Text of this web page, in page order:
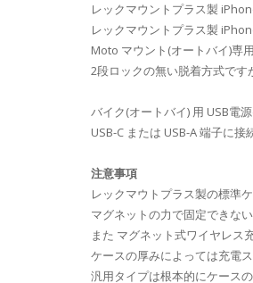
レックマウントプラス製
レックマウントプラス製
Moto マウント(オートバイ)専
2段ロックの無い脱着方式で
バイク(オートバイ) 用 USB電
USB-C または USB-A 端子に
注意事項
レックマウトプラス製の標準
マグネットの力で固定できな
また マグネット式ワイヤレス
ケースの厚みによっては充電
汎用タイプは根本的にケース